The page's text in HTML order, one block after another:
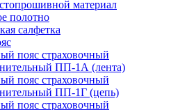
материал
полотно
салфетка
пояс страховочный
ПП-1А (лента)
пояс страховочный
ПП-1Г (цепь)
пояс страховочный